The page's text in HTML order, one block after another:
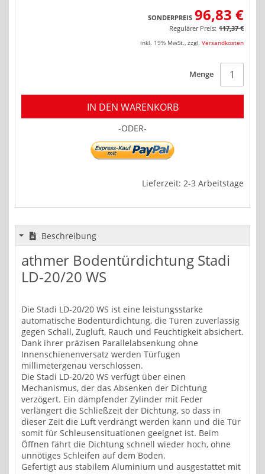
SONDERPREIS 96,83 €
Regulärer Preis: 117,37 €
inkl. 19% MwSt., zzgl. Versandkosten
Menge
IN DEN WARENKORB
-ODER-
Lieferzeit: 2-3 Arbeitstage
Beschreibung
athmer Bodentürdichtung Stadi
LD-20/20 WS
Die Stadi LD-20/20 WS ist eine leistungsstarke
automatische Bodentürdichtung, die Türen zuverlässig
gegen Schall, Zugluft, Rauch und Feuchtigkeit absichert.
Dank ihrer präzisen Parallelabsenkung ohne
Innenschienenversatz werden Türfugen
millimetergenau verschlossen.
Die Stadi LD-20/20 WS verfügt über einen
Mechanismus, der das Absenken der Dichtung
verzögert. Ein dämpfender Zylinder mit Feder
verlängert die Schließzeit der Dichtung, so dass in
dieser Zeit die Luft verdrängt werden kann und die Tür
somit für Schleusensituationen geeignet ist. Beim
Öffnen fährt die Dichtung schnell wieder hoch, ohne
unnötiges Schleifen auf dem Boden.
Gefertigt aus stabilem Aluminium und ausgestattet mit